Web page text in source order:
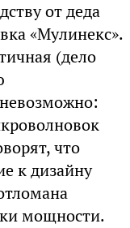
от деда
«Мулинекс».
(дело
что
к дизайну
мощности.